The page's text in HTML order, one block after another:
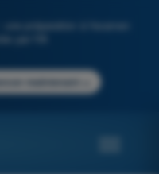
préparation à l'examen
maintenant